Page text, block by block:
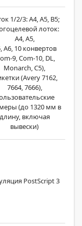
1/2/3: A4, A5, B5;
лоток:
A4, A5,
A6, 10 конвертов
9, Com-10, DL,
Monarch, C5),
(Avery 7162,
7664, 7666),
(до 1320 мм в
длину, включая
вывески)
PostScript 3